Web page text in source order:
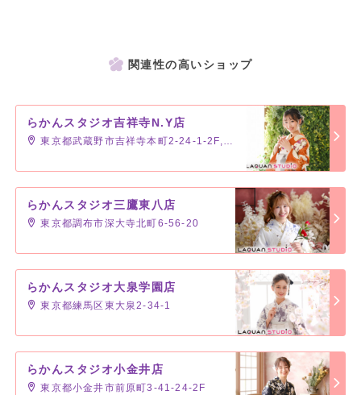
関連性の高いショップ
らかんスタジオ吉祥寺N.Y店
東京都武蔵野市吉祥寺本町2-24-1-2F,3F
らかんスタジオ三鷹東八店
東京都調布市深大寺北町6-56-20
らかんスタジオ大泉学園店
東京都練馬区東大泉2-34-1
らかんスタジオ小金井店
東京都小金井市前原町3-41-24-2F